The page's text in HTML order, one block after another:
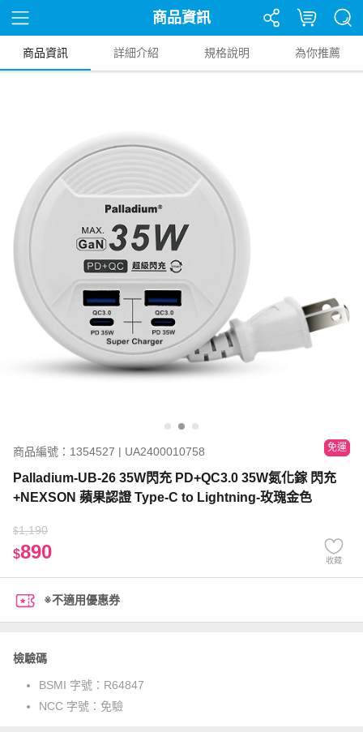
商品資訊
商品資訊 詳細介紹 規格說明 為你推薦
商品編號：1354527 | UA2400010758 免運
Palladium-UB-26 35W閃充 PD+QC3.0 35W氮化鎵 閃充
+NEXSON 蘋果認證 Type-C to Lightning-玫瑰金色
$1,190
$890 收藏
※不適用優惠券
檢驗碼
BSMI 字號： R64847
NCC 字號： 免驗